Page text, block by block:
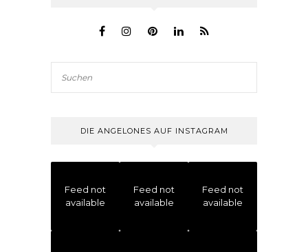
DIE ANGELONES AUF INSTAGRAM
Feed not
available
Feed not
available
Feed not
available